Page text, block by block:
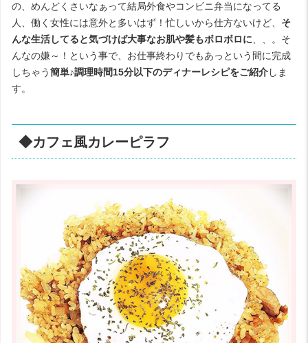
の、めんどくさいなぁって結局外食やコンビニ弁当になってる
人、働く女性には意外と多いはず！忙しいから仕方ないけど、 そ
んな生活してると気づけば大事なお肌や髪もボロボロに 、、。そ
んなの嫌～！という事で、お仕事終わりでもあっという間に完成
しちゃう簡単♪調理時間15分以下のディナーレシピをご紹介しま
す。
◆カフェ風カレーピラフ